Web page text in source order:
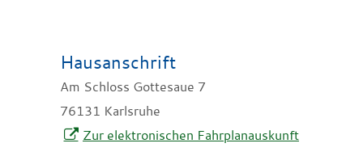
Hausanschrift
Am Schloss Gottesaue 7
76131 Karlsruhe
Zur elektronischen Fahrplanauskunft